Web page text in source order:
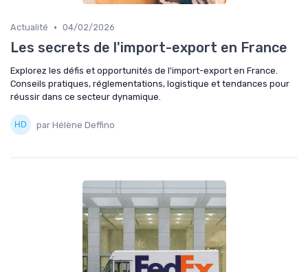
Actualité • 04/02/2026
Les secrets de l'import-export en France
Explorez les défis et opportunités de l'import-export en France.
Conseils pratiques, réglementations, logistique et tendances pour
réussir dans ce secteur dynamique.
par Hélène Deffino